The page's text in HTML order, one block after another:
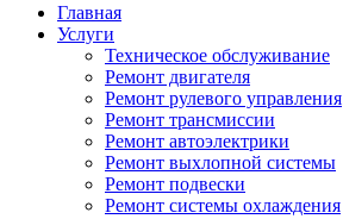
Главная
Услуги
Техническое обслуживание
Ремонт двигателя
Ремонт рулевого управления
Ремонт трансмиссии
Ремонт автоэлектрики
Ремонт выхлопной системы
Ремонт подвески
Ремонт системы охлаждения